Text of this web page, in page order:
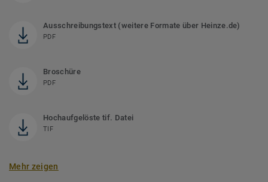
Ausschreibungstext (weitere Formate über Heinze.de)
PDF
Broschüre
PDF
Hochaufgelöste tif. Datei
TIF
Mehr zeigen